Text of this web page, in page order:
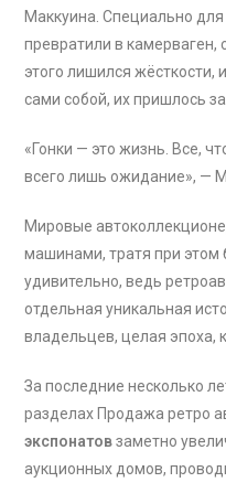
Маккуина. Специально
превратили в камерваген,
этого лишился жёсткости,
сами собой, их пришлось
«Гонки — это жизнь. Все,
всего лишь ожидание», —
Мировые
машинами, тратя при этом
удивительно, ведь
отдельная уникальная
владельцев, целая эпоха,
За последние несколько
разделах Продажа ретро
экспонатовзаметно
аукционных домов,